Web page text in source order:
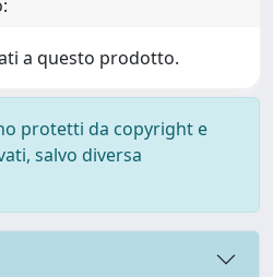
a questo prodotto.
protetti da copyright e
salvo diversa